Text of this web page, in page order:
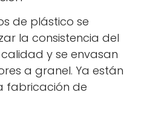
de plástico se
la consistencia del
y se envasan
a granel. Ya están
fabricación de